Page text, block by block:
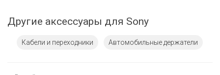
Другие аксессуары для Sony
Кабели и переходники Автомобильные держатели